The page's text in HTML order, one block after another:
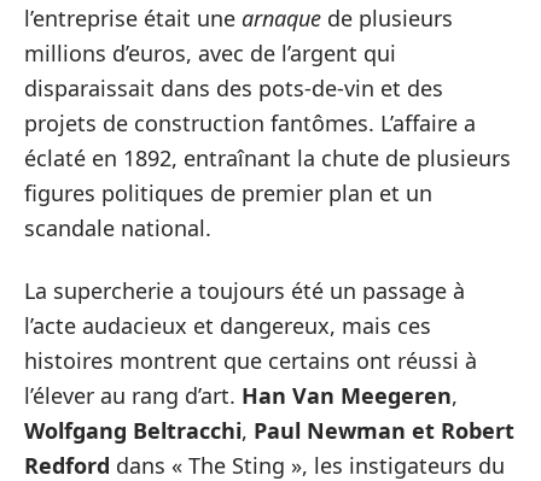
l’entreprise était une arnaque de plusieurs
millions d’euros, avec de l’argent qui
disparaissait dans des pots-de-vin et des
projets de construction fantômes. L’affaire a
éclaté en 1892, entraînant la chute de plusieurs
figures politiques de premier plan et un
scandale national.
La supercherie a toujours été un passage à
l’acte audacieux et dangereux, mais ces
histoires montrent que certains ont réussi à
l’élever au rang d’art. Han Van Meegeren,
Wolfgang Beltracchi, Paul Newman et Robert
Redford dans « The Sting », les instigateurs du